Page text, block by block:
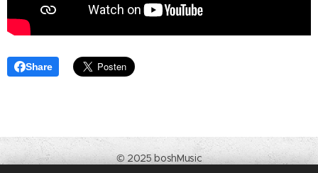
Share
© 2025 boshMusic